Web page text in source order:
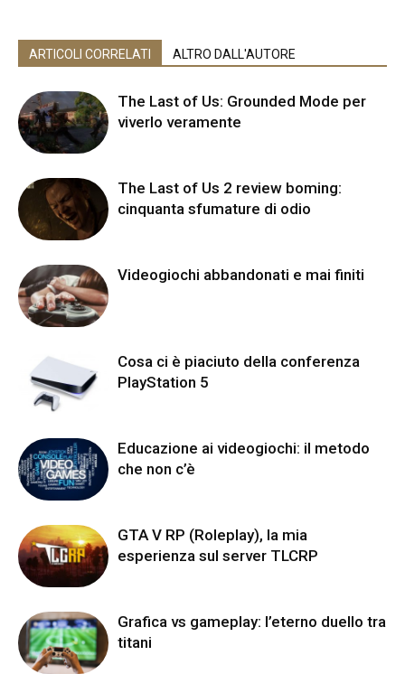
ARTICOLI CORRELATI ALTRO DALL'AUTORE
The Last of Us: Grounded Mode per
viverlo veramente
The Last of Us 2 review boming:
cinquanta sfumature di odio
Videogiochi abbandonati e mai finiti
Cosa ci è piaciuto della conferenza
PlayStation 5
Educazione ai videogiochi: il metodo
che non c’è
GTA V RP (Roleplay), la mia
esperienza sul server TLCRP
Grafica vs gameplay: l’eterno duello tra
titani